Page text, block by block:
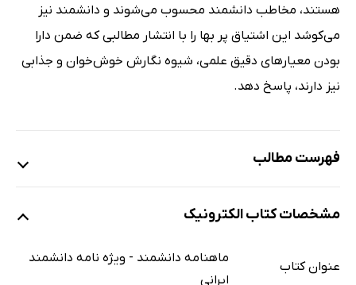
هستند، مخاطب دانشمند محسوب می‌شوند و دانشمند نیز
می‌کوشد این اشتیاق پر بها را با انتشار مطالبی که ضمن دارا
بودن معیارهای دقیق علمی، شیوه نگارش خوش‌خوان و جذابی
نیز دارند، پاسخ دهد.
فهرست مطالب
سخن نخست؛ آرمان‌مان
بررسی مبانی پیشرفت عمومی کشور
توسعه نانو؛ روایتی از یک ما می‌توانیم
مشخصات کتاب الکترونیک
عنوان کتاب
ماهنامه دانشمند - ویژه نامه دانشمند
ایرانی